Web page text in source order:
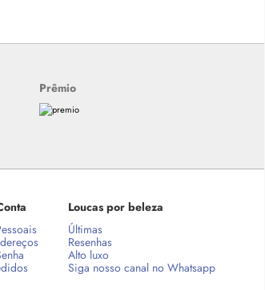
Prêmio
Loucas por beleza
Últimas
Resenhas
Alto luxo
Siga nosso canal no Whatsapp